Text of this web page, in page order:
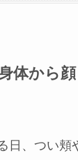
体から
日、つい頬